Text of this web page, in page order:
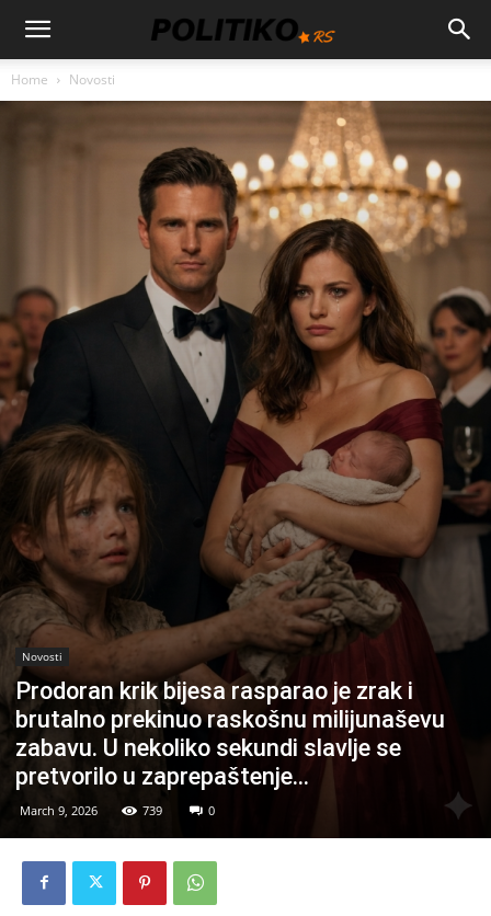
Home Novosti
Novosti
Prodoran krik bijesa rasparao je zrak i
brutalno prekinuo raskošnu milijunaševu
zabavu. U nekoliko sekundi slavlje se
pretvorilo u zaprepaštenje…
March 9, 2026 739 0